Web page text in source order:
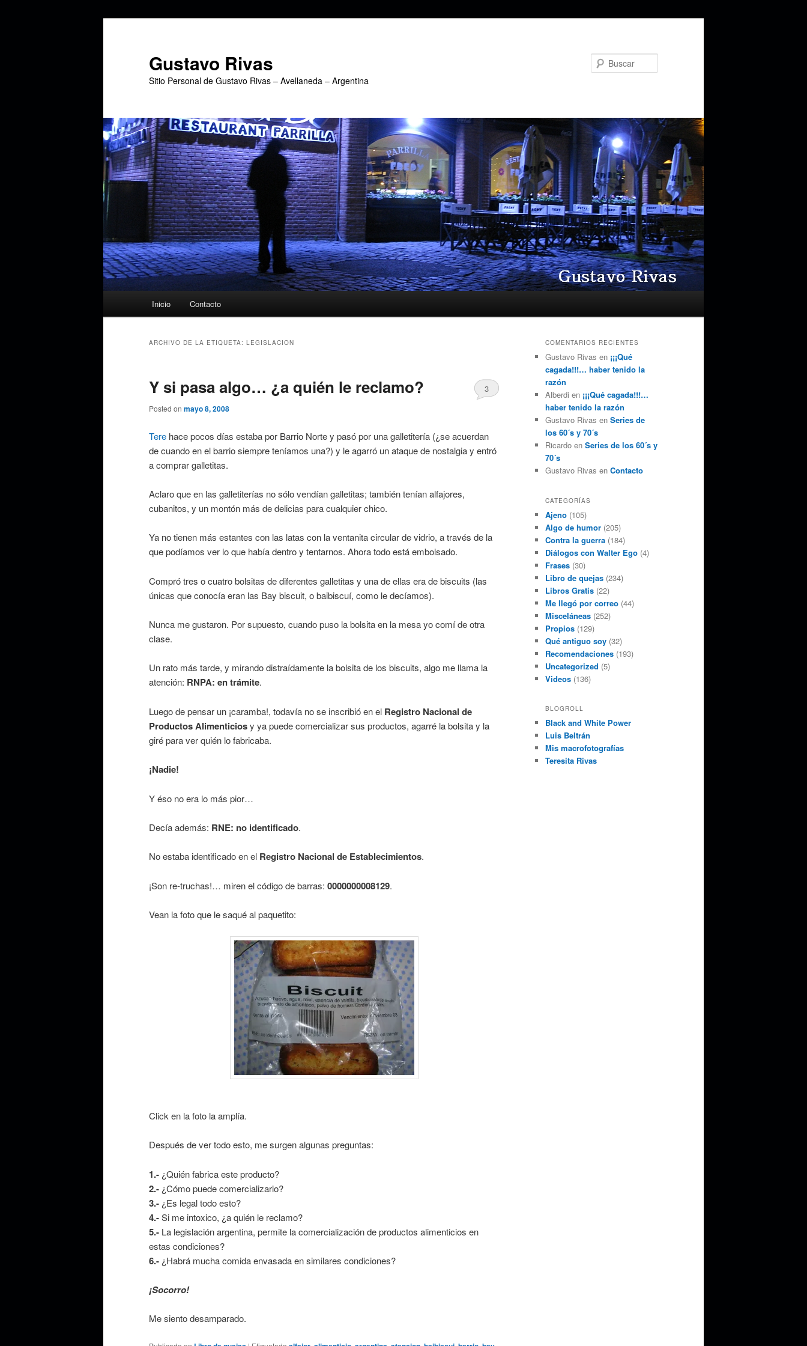
Gustavo Rivas
Sitio Personal de Gustavo Rivas – Avellaneda – Argentina
Inicio Contacto
ARCHIVO DE LA ETIQUETA: LEGISLACION
Y si pasa algo… ¿a quién le reclamo?
Posted on mayo 8, 2008
3
Tere hace pocos días estaba por Barrio Norte y pasó por una galletitería (¿se acuerdan
de cuando en el barrio siempre teníamos una?) y le agarró un ataque de nostalgia y entró
a comprar galletitas.
Aclaro que en las galletiterías no sólo vendían galletitas; también tenían alfajores,
cubanitos, y un montón más de delicias para cualquier chico.
Ya no tienen más estantes con las latas con la ventanita circular de vidrio, a través de la
que podíamos ver lo que había dentro y tentarnos. Ahora todo está embolsado.
Compró tres o cuatro bolsitas de diferentes galletitas y una de ellas era de biscuits (las
únicas que conocía eran las Bay biscuit, o baibiscuí, como le decíamos).
Nunca me gustaron. Por supuesto, cuando puso la bolsita en la mesa yo comí de otra
clase.
Un rato más tarde, y mirando distraídamente la bolsita de los biscuits, algo me llama la
atención: RNPA: en trámite.
Luego de pensar un ¡caramba!, todavía no se inscribió en el Registro Nacional de
Productos Alimenticiosy ya puede comercializar sus productos, agarré la bolsita y la
giré para ver quién lo fabricaba.
¡Nadie!
Y éso no era lo más pior…
Decía además: RNE: no identificado.
No estaba identificado en el Registro Nacional de Establecimientos.
¡Son re-truchas!… miren el código de barras: 0000000008129.
Vean la foto que le saqué al paquetito:
Click en la foto la amplía.
Después de ver todo esto, me surgen algunas preguntas:
1.- ¿Quién fabrica este producto?
2.- ¿Cómo puede comercializarlo?
3.- ¿Es legal todo esto?
4.-Si me intoxico, ¿a quién le reclamo?
5.- La legislación argentina, permite la comercialización de productos alimenticios en
estas condiciones?
6.- ¿Habrá mucha comida envasada en similares condiciones?
¡Socorro!
Me siento desamparado.
COMENTARIOS RECIENTES
Gustavo Rivas en ¡¡¡Qué
cagada!!!… haber tenido la
razón
Alberdi en ¡¡¡Qué cagada!!!…
haber tenido la razón
Gustavo Rivas en Series de
los 60´s y 70´s
Ricardo en Series de los 60´s y
70´s
Gustavo Rivas en Contacto
CATEGORÍAS
Ajeno (105)
Algo de humor (205)
Contra la guerra (184)
Diálogos con Walter Ego (4)
Frases (30)
Libro de quejas (234)
Libros Gratis (22)
Me llegó por correo (44)
Misceláneas (252)
Propios (129)
Qué antiguo soy (32)
Recomendaciones (193)
Uncategorized (5)
Videos (136)
BLOGROLL
Black and White Power
Luis Beltrán
Mis macrofotografías
Teresita Rivas